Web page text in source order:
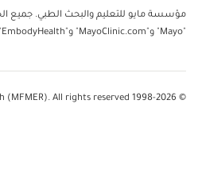
"Mayo" و"MayoClinic.com" و"EmbodyHealth" والرمز ثلاثي الدُروع التابع لـ Mayo Clinic.
© 1998-2026 Mayo Foundation for Medical Education and Research (MFMER). All rights reserved.